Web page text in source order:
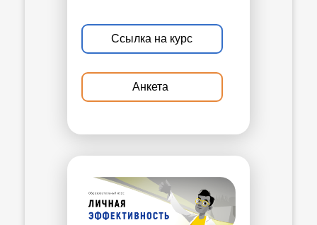
Ссылка на курс
Анкета